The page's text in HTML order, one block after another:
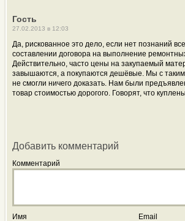
Гость
27.02.2013 в 12:03
Да, рискованное это дело, если нет познаний
составлении договора на выполнение
Действительно, часто цены на закупаемый
завышаются, а покупаются дешёвые. Мы с таким
не смогли ничего доказать. Нам были
товар стоимостью дорогого. Говорят, что
Добавить комментарий
Комментарий
Имя Email